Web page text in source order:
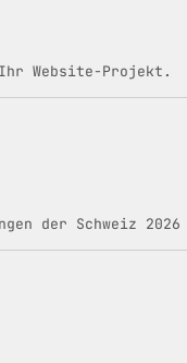
Ihr Website-Projekt.
der Schweiz